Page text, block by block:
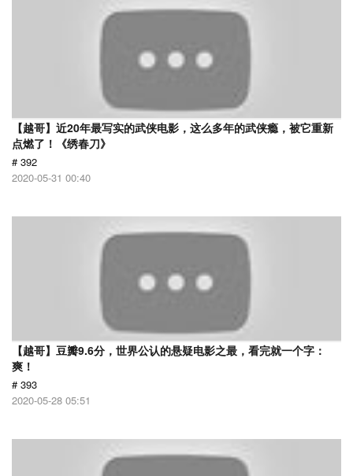
【越哥】近20年最写实的武侠电影，这么多年的武侠瘾，被它重新
点燃了！《绣春刀》
# 392
2020-05-31 00:40
【越哥】豆瓣9.6分，世界公认的悬疑电影之最，看完就一个字：
爽！
# 393
2020-05-28 05:51